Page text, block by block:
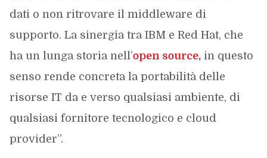
dati o non ritrovare il middleware di
supporto. La sinergia tra IBM e Red Hat, che
ha un lunga storia nell’open source,in questo
senso rende concreta la portabilità delle
risorse IT da e verso qualsiasi ambiente, di
qualsiasi fornitore tecnologico e cloud
provider”.